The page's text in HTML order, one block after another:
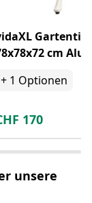
cm
+ 1 Optionen
170
unsere